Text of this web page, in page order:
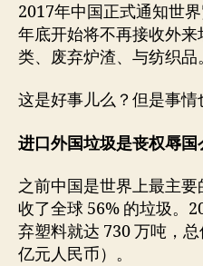
2017年中国正式通知世
年底开始将不再接收外
类、废弃炉渣、与纺织品。
这是好事儿么？但是事情
进口外国垃圾是丧权辱国
之前中国是世界上最主
收了全球 56% 的垃圾。
弃塑料就达 730 万吨，
亿元人民币）。